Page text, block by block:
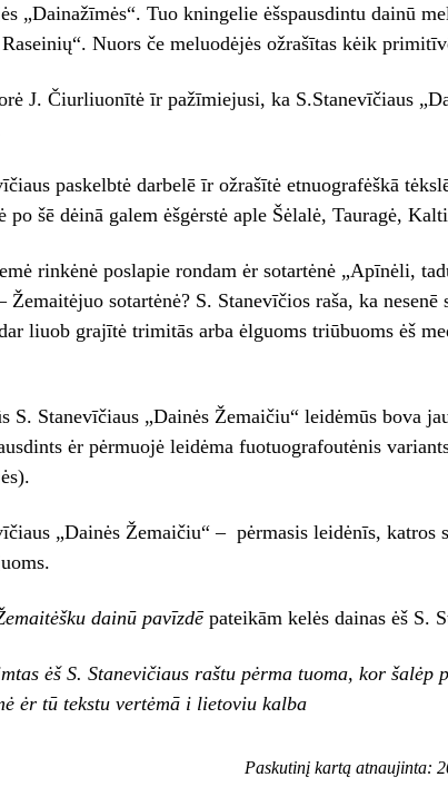
„Dainažīmės“. Tuo kningelie ėšspausdintu dainū
Nuors če meluodėjės ožrašītas kėik
J. Čiurliuonītė īr pažīmiejusi, ka S.Stanevīčiaus
paskelbtė darbelē īr ožrašītė etnuografėškā
po šē dėinā galem ėšgėrstė aple Šėlalė, Tauragė,
rinkėnė poslapie rondam ėr sotartėnė „Apīnėli,
Žemaitėjuo sotartėnė? S. Stanevīčios raša, ka
liuob grajītė trimitās arba ėlguoms triūbuoms ėš
S. Stanevīčiaus „Dainės Žemaičiu“ leidėmūs bova
ėr pėrmuojė leidėma fuotuografoutėnis
„Dainės Žemaičiu“ – pėrmasis leidėnīs, katros
dainū pavīzdēpateikām kelės dainas ėš S.
ėš S. Stanevičiaus raštu pėrma tuoma, kor šalėp
ėr tū tekstu vertėmā i lietoviu kalba
Paskutinį kartą atnaujinta: